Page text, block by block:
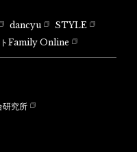
dancyu
STYLE
トFamily Online
究所